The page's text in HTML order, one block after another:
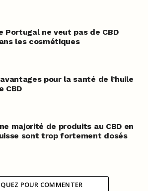
Portugal ne veut pas de CBD
les cosmétiques
pour la santé de l’huile
CBD
majorité de produits au CBD en
sont trop fortement dosés
POUR COMMENTER